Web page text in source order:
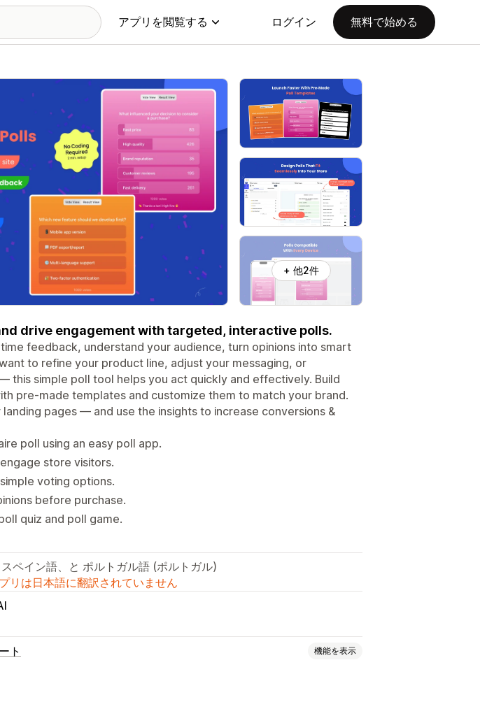
アプリを閲覧する ログイン 無料で始める
+ 他2件
drive engagement with targeted, interactive polls.
feedback, understand your audience, turn opinions into smart
to refine your product line, adjust your messaging, or
this simple poll tool helps you act quickly and effectively. Build
pre-made templates and customize them to match your brand.
pages — and use the insights to increase conversions &
poll using an easy poll app.
store visitors.
voting options.
before purchase.
quiz and poll game.
ペイン語、と ポルトガル語 (ポルトガル)
リは日本語に翻訳されていません
ト 機能を表示